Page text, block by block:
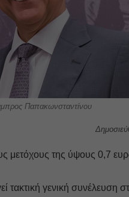
Παπακωνσταντίνου
μετόχους της ύψους 0,7
τακτική γενική συνέλευση